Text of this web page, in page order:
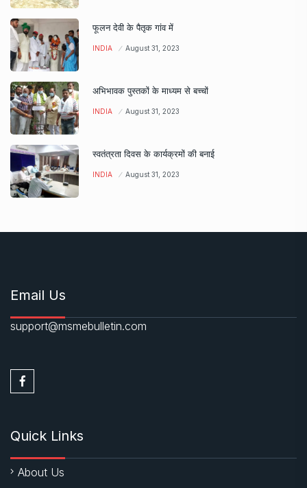
फूलन देवी के पैतृक गांव में
INDIA August 31, 2023
अभिभावक पुस्तकों के माध्यम से बच्चों
INDIA August 31, 2023
स्वतंत्रता दिवस के कार्यक्रमों की बनाई
INDIA August 31, 2023
Email Us
support@msmebulletin.com
Quick Links
About Us